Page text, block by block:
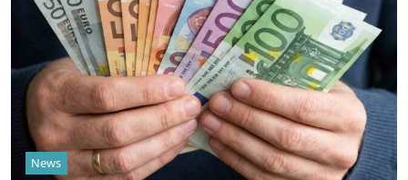
News